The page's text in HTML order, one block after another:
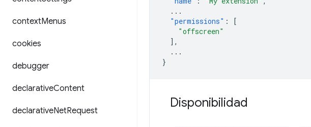
contextMenus
cookies
debugger
declarativeContent
declarativeNetRequest
...
"permissions" :
[
"offscreen"
],
...
}
Disponibilidad